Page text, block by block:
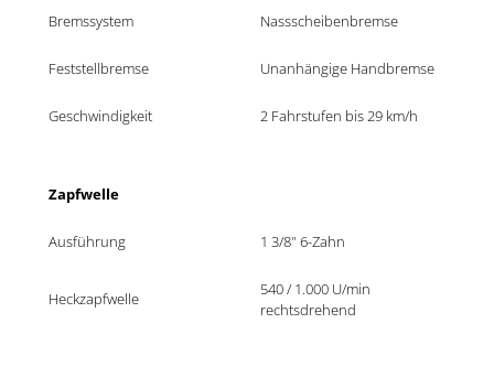
Bremssystem Nassscheibenbremse
Feststellbremse Unanhängige Handbremse
Geschwindigkeit 2 Fahrstufen bis 29 km/h
Zapfwelle
Ausführung 1 3/8" 6-Zahn
Heckzapfwelle
540 / 1.000 U/min
rechtsdrehend